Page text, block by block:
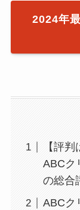
2024年
【評
ABCク
の総合
ABCク